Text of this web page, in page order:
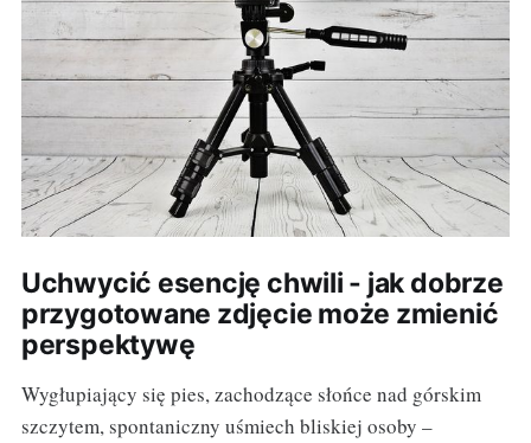
Uchwycić esencję chwili - jak dobrze
przygotowane zdjęcie może zmienić
perspektywę
Wygłupiający się pies, zachodzące słońce nad górskim
szczytem, spontaniczny uśmiech bliskiej osoby –